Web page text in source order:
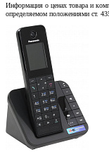
Информация о ценах товара и
определяемом положениями ст.